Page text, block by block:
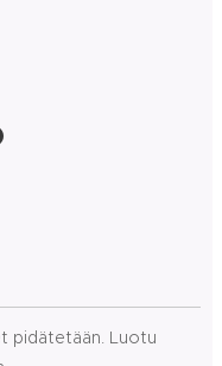
pidätetään. Luotu